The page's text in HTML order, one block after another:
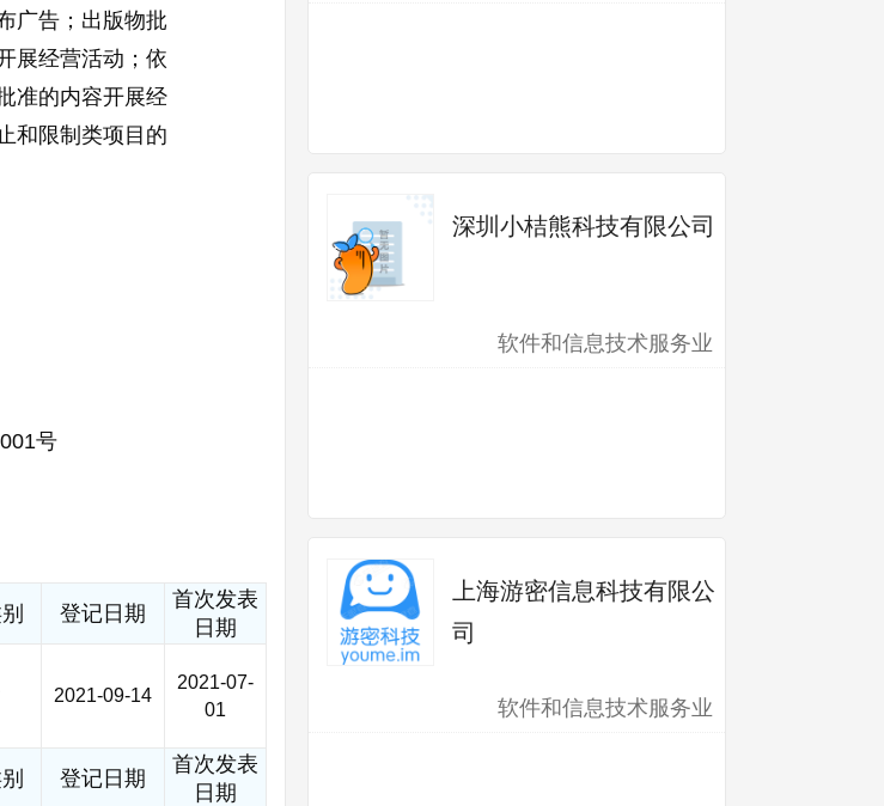
广告；出版物批
展经营活动；依
准的内容开展经
和限制类项目的
号
登记日期
首次发表
日期
2021-09-14
2021-07-
01
登记日期
首次发表
日期
深圳小桔熊科技有限公司
软件和信息技术服务业
上海游密信息科技有限公
司
软件和信息技术服务业